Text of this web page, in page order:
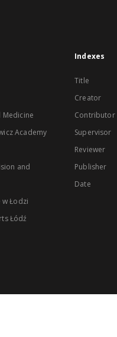
Academy
and
w Łodzi
Łódź
Indexes
Title
Creator
Contributor
Supervisor
Reviewer
Publisher
Date